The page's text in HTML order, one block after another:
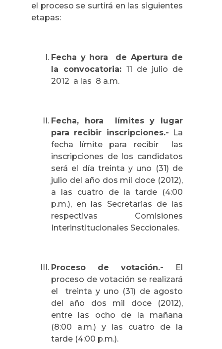
el proceso se surtirá en las siguientes
etapas:
Fecha y hora de Apertura de
la convocatoria: 11 de julio de
2012 a las 8 a.m.
Fecha, hora límites y lugar
para recibir inscripciones.- La
fecha límite para recibir las
inscripciones de los candidatos
será el día treinta y uno (31) de
julio del año dos mil doce (2012),
a las cuatro de la tarde (4:00
p.m.), en las Secretarias de las
respectivas Comisiones
Interinstitucionales Seccionales.
Proceso de votación.-
El
proceso de votación se realizará
el treinta y uno (31) de agosto
del año dos mil doce (2012),
entre las ocho de la mañana
(8:00 a.m.) y las cuatro de la
tarde (4:00 p.m.).